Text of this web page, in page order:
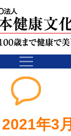
2021年3月